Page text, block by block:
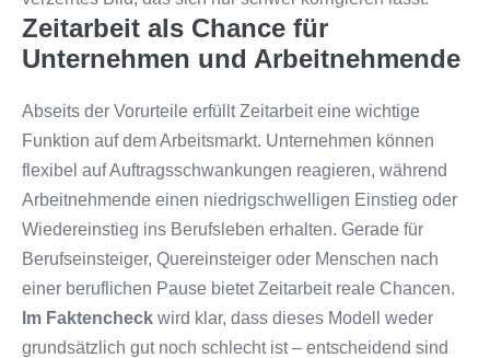
Zeitarbeit als Chance für
Unternehmen und Arbeitnehmende
Abseits der Vorurteile erfüllt Zeitarbeit eine wichtige
Funktion auf dem Arbeitsmarkt. Unternehmen können
flexibel auf Auftragsschwankungen reagieren, während
Arbeitnehmende einen niedrigschwelligen Einstieg oder
Wiedereinstieg ins Berufsleben erhalten. Gerade für
Berufseinsteiger, Quereinsteiger oder Menschen nach
einer beruflichen Pause bietet Zeitarbeit reale Chancen.
Im Faktencheck wird klar, dass dieses Modell weder
grundsätzlich gut noch schlecht ist – entscheidend sind